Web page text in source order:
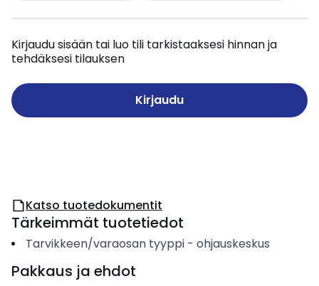
Kirjaudu sisään tai luo tili tarkistaaksesi hinnan ja
tehdäksesi tilauksen
Kirjaudu
Katso tuotedokumentit
Tärkeimmät tuotetiedot
Tarvikkeen/varaosan tyyppi- ohjauskeskus
Pakkaus ja ehdot